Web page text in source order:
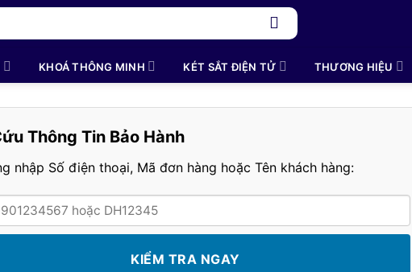
KHOÁ THÔNG MINH KÉT SẮT ĐIỆN TỬ THƯƠNG HIỆU
Thông Tin Bảo Hành
nhập Số điện thoại, Mã đơn hàng hoặc Tên khách hàng:
KIỂM TRA NGAY